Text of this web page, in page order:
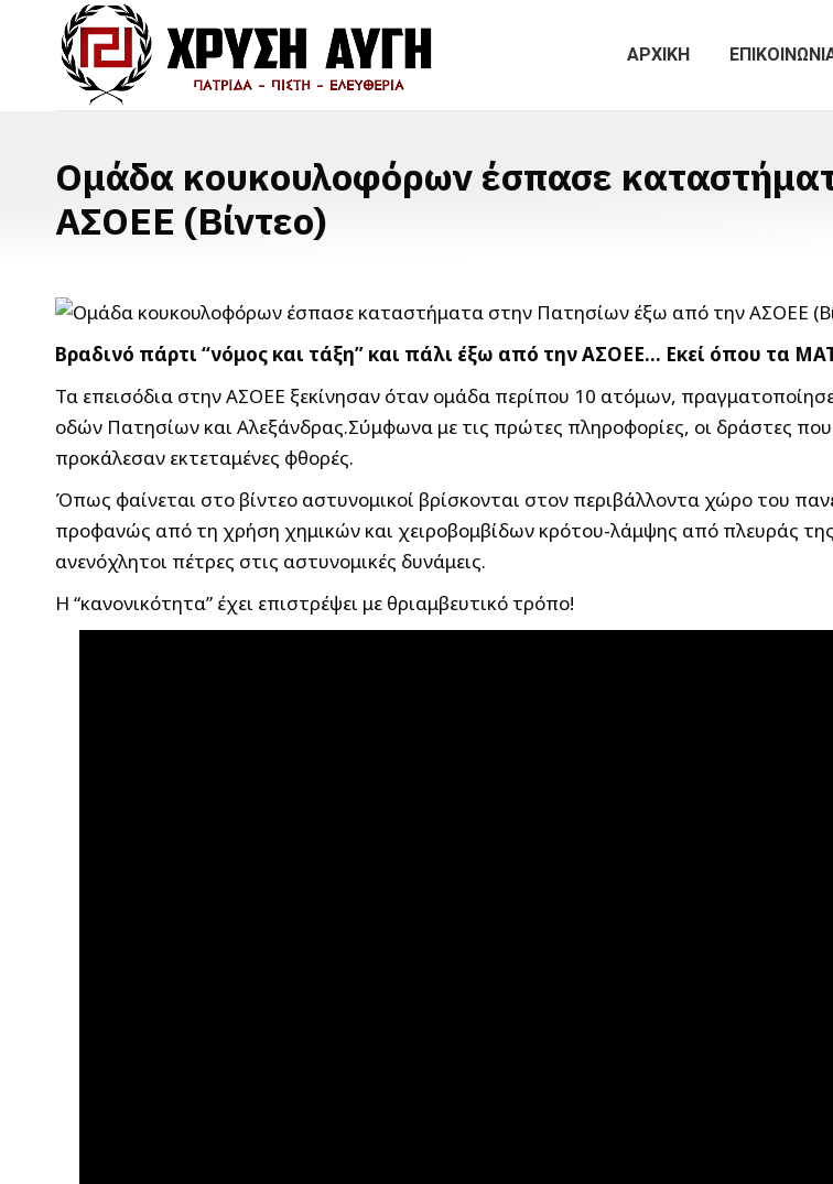
ΑΡΧΙΚΗ
Ομάδα κουκουλοφόρων έσπασε
ΑΣΟΕΕ (Βίντεο)
Βραδινό πάρτι “νόμος και τάξη” και πάλι έξω από την ΑΣΟΕΕ… Εκεί όπου τα
Τα επεισόδια στην ΑΣΟΕΕ ξεκίνησαν όταν ομάδα περίπου 10 ατόμων,
οδών Πατησίων και Αλεξάνδρας.Σύμφωνα με τις πρώτες πληροφορίες, οι δράστες
προκάλεσαν εκτεταμένες φθορές.
Όπως φαίνεται στο βίντεο αστυνομικοί βρίσκονται στον περιβάλλοντα χώρο του
προφανώς από τη χρήση χημικών και χειροβομβίδων κρότου-λάμψης από πλευράς
ανενόχλητοι πέτρες στις αστυνομικές δυνάμεις.
Η “κανονικότητα” έχει επιστρέψει με θριαμβευτικό τρόπο!